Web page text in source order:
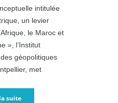
intitulée
un levier
le Maroc et
», l’Institut
géopolitiques
met
suite